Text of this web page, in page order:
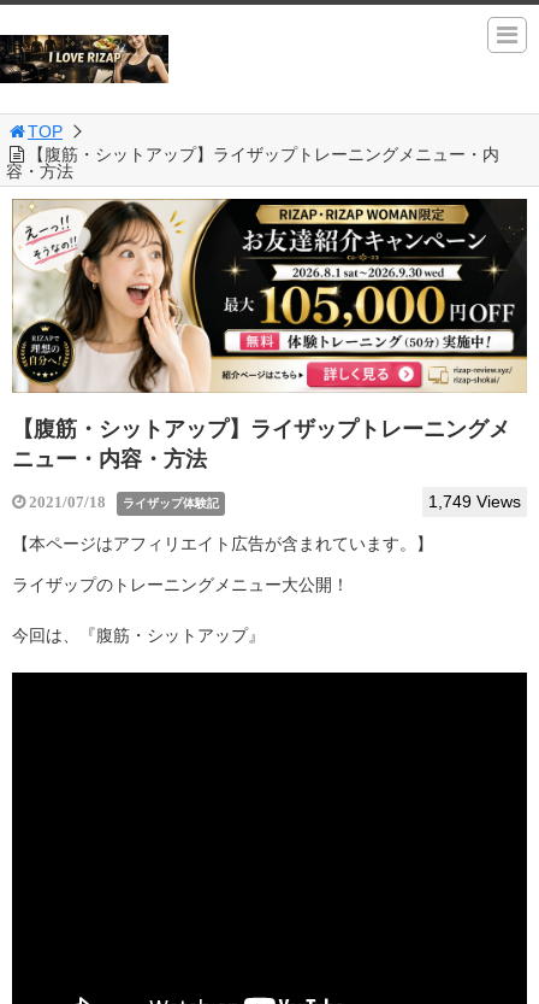
TOP
【腹筋・シットアップ】ライザップトレーニングメニュー・内
容・方法
【腹筋・シットアップ】ライザップトレーニングメ
ニュー・内容・方法
2021/07/18 ライザップ体験記 1,749 Views
【本ページはアフィリエイト広告が含まれています。】
ライザップのトレーニングメニュー大公開！
今回は、『腹筋・シットアップ』